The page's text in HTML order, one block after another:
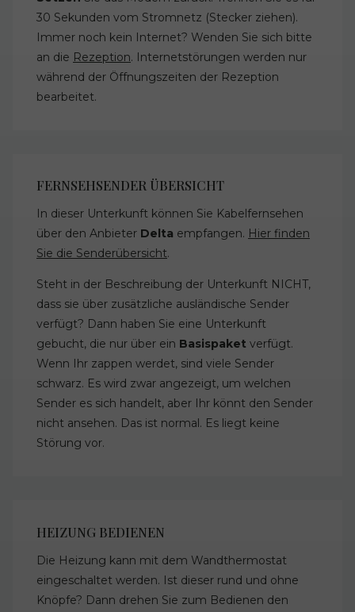
30 Sekunden vom Stromnetz (Stecker ziehen).
Immer noch kein Internet? Wenden Sie sich bitte
an die Rezeption. Internetstörungen werden nur
während der Öffnungszeiten der Rezeption
bearbeitet.
FERNSEHSENDER ÜBERSICHT
In dieser Unterkunft können Sie Kabelfernsehen
über den Anbieter Delta empfangen. Hier finden
Sie die Senderübersicht.
Steht in der Beschreibung der Unterkunft NICHT,
dass sie über zusätzliche ausländische Sender
verfügt? Dann haben Sie eine Unterkunft
gebucht, die nur über ein Basispaket verfügt.
Wenn Ihr zappen werdet, sind viele Sender
schwarz. Es wird zwar angezeigt, um welchen
Sender es sich handelt, aber Ihr könnt den Sender
nicht ansehen. Das ist normal. Es liegt keine
Störung vor.
HEIZUNG BEDIENEN
Die Heizung kann mit dem Wandthermostat
eingeschaltet werden. Ist dieser rund und ohne
Knöpfe? Dann drehen Sie zum Bedienen den